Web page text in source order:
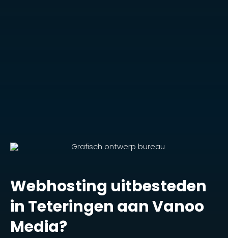
Webhosting uitbesteden
in Teteringen aan Vanoo
Media?